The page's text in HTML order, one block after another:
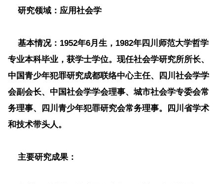
研究领域：应用社会学
基本情况：1952年6月生，1982年四川师范大学哲学
专业本科毕业，获学士学位。现任社会学研究所所长、
中国青少年犯罪研究成都联络中心主任、四川社会学学
会副会长、中国社会学学会理事、城市社会学专委会常
务理事、四川青少年犯罪研究会常务理事。四川省学术
和技术带头人。
主要研究成果：